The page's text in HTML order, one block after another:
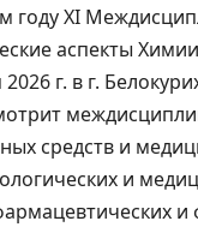
году XI
аспекты
г. в г.
средств и
и
и